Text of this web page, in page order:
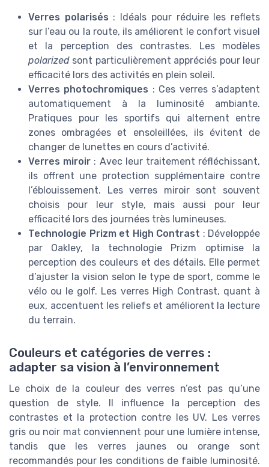
Verres polarisés : Idéals pour réduire les reflets
sur l’eau ou la route, ils améliorent le confort visuel
et la perception des contrastes. Les modèles
polarized sont particulièrement appréciés pour leur
efficacité lors des activités en plein soleil.
Verres photochromiques : Ces verres s’adaptent
automatiquement à la luminosité ambiante.
Pratiques pour les sportifs qui alternent entre
zones ombragées et ensoleillées, ils évitent de
changer de lunettes en cours d’activité.
Verres miroir : Avec leur traitement réfléchissant,
ils offrent une protection supplémentaire contre
l’éblouissement. Les verres miroir sont souvent
choisis pour leur style, mais aussi pour leur
efficacité lors des journées très lumineuses.
Technologie Prizm et High Contrast : Développée
par Oakley, la technologie Prizm optimise la
perception des couleurs et des détails. Elle permet
d’ajuster la vision selon le type de sport, comme le
vélo ou le golf. Les verres High Contrast, quant à
eux, accentuent les reliefs et améliorent la lecture
du terrain.
Couleurs et catégories de verres :
adapter sa vision à l’environnement
Le choix de la couleur des verres n’est pas qu’une
question de style. Il influence la perception des
contrastes et la protection contre les UV. Les verres
gris ou noir mat conviennent pour une lumière intense,
tandis que les verres jaunes ou orange sont
recommandés pour les conditions de faible luminosité.